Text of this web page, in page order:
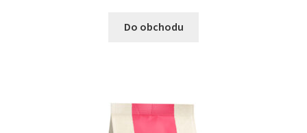
Do obchodu